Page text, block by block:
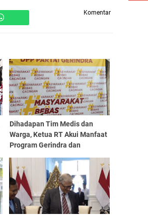
Komentar
Dihadapan Tim Medis dan
Warga, Ketua RT Akui Manfaat
Program Gerindra dan